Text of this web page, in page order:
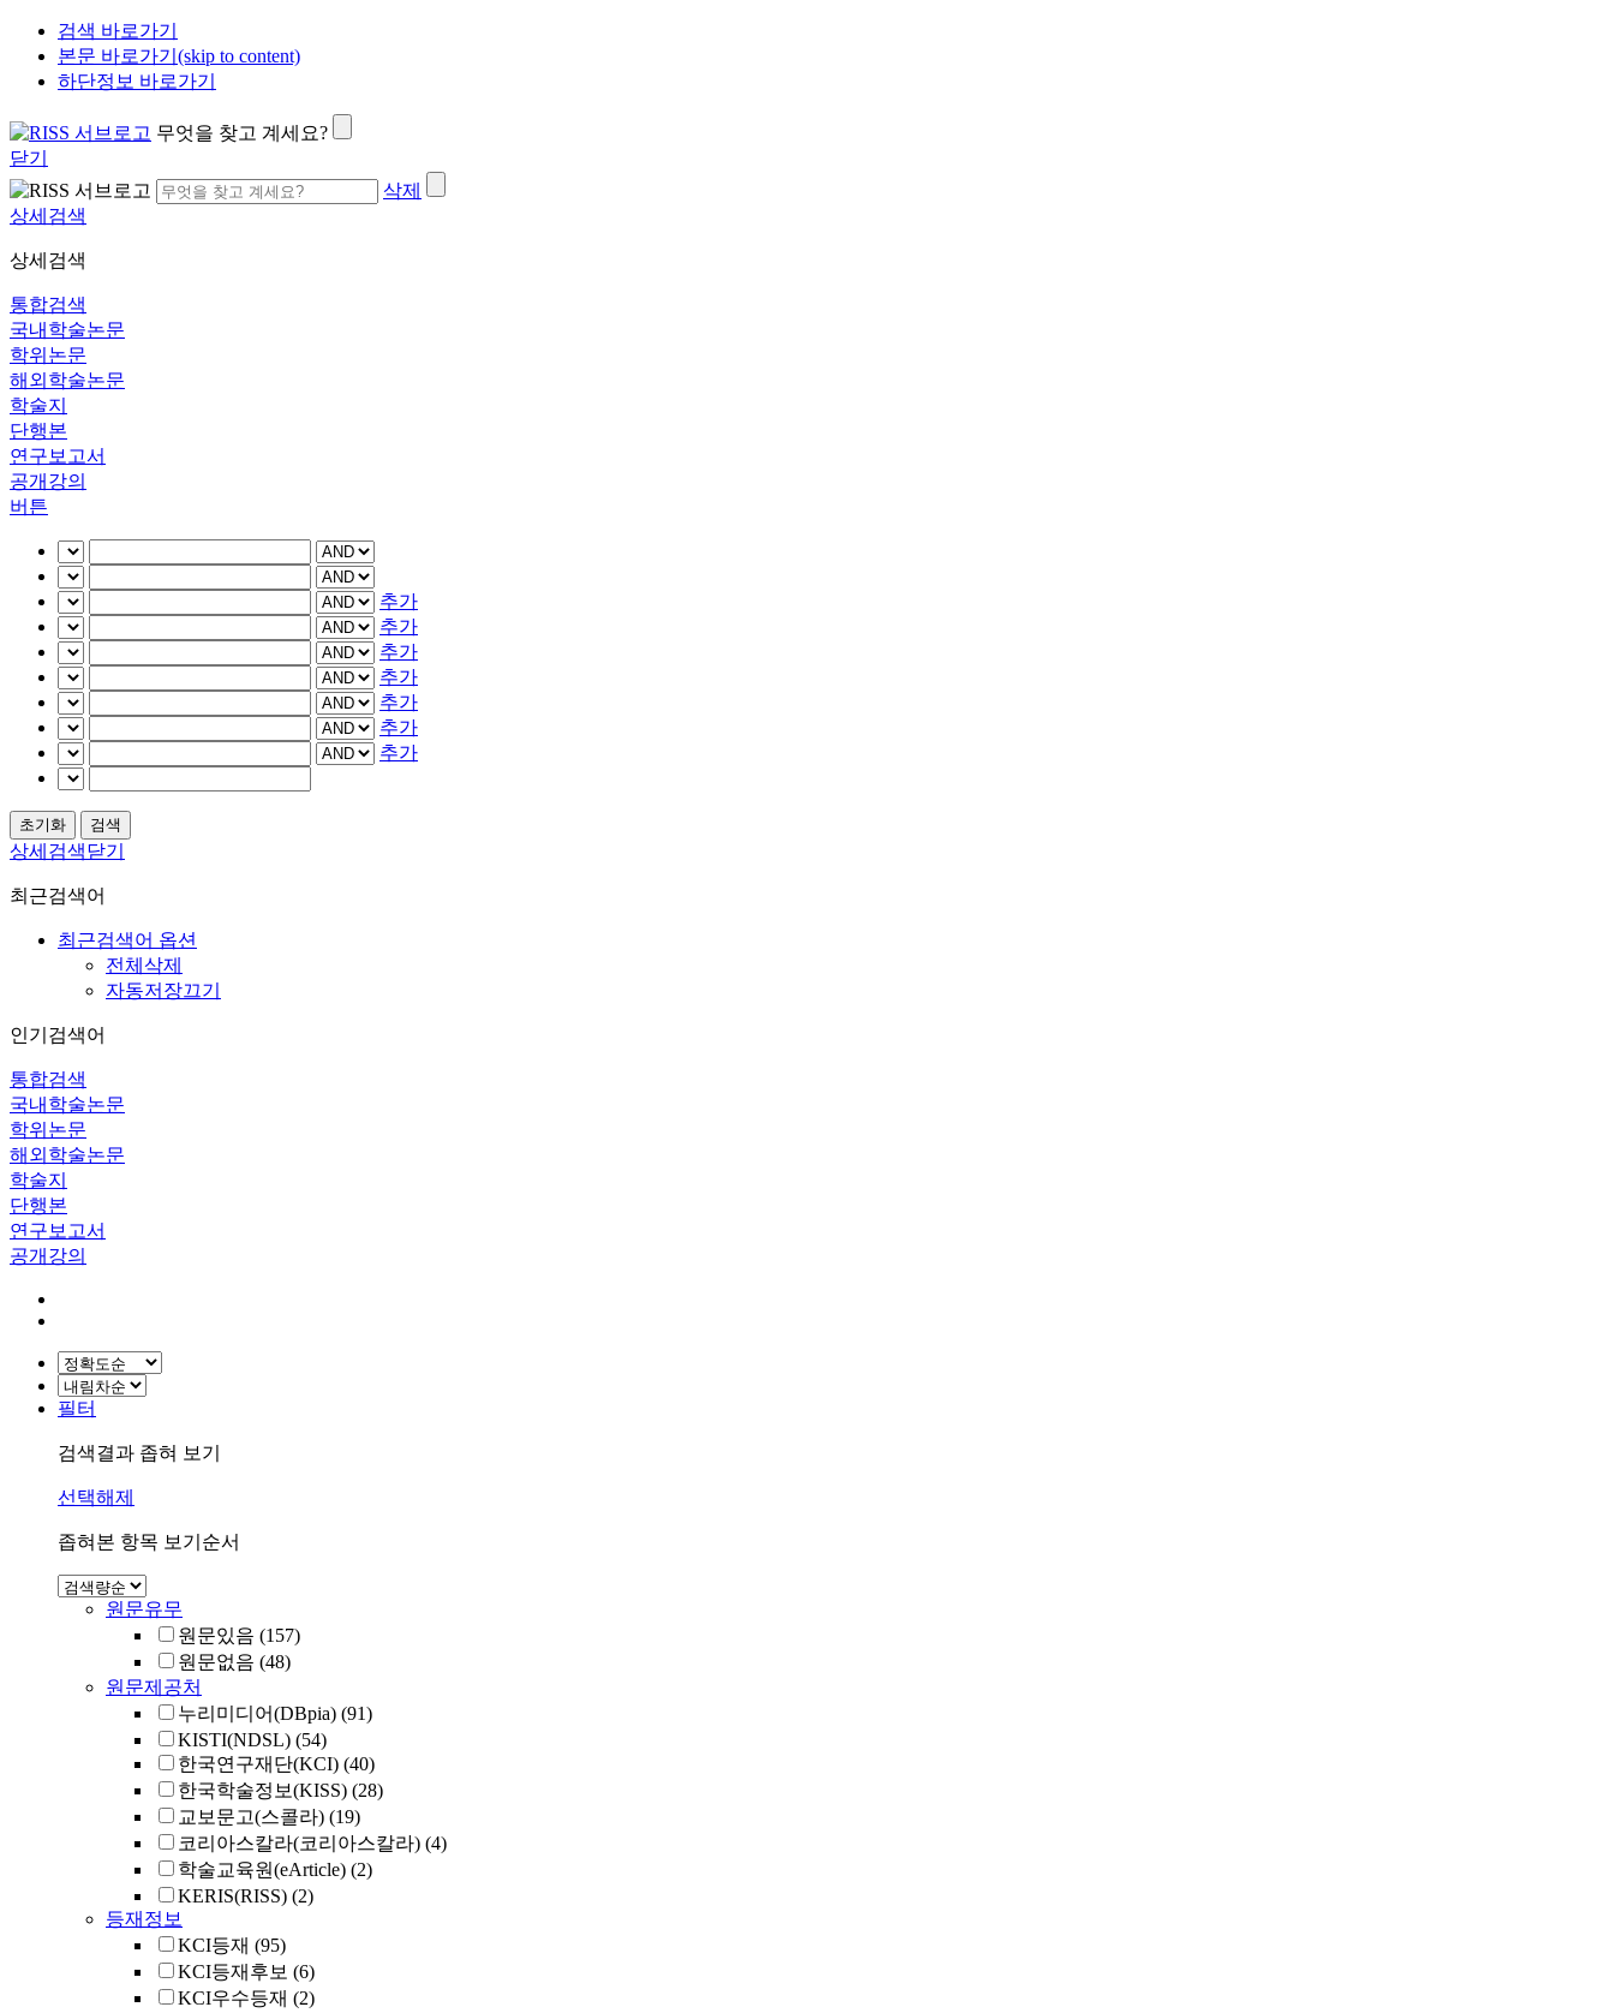
검색 바로가기
본문 바로가기(skip to content)
하단정보 바로가기
무엇을 찾고 계세요?
닫기
삭제
상세검색
상세검색
통합검색
국내학술논문
학위논문
해외학술논문
학술지
단행본
연구보고서
공개강의
버튼
추가
추가
추가
추가
추가
추가
추가
상세검색닫기
최근검색어
최근검색어 옵션
전체삭제
자동저장끄기
인기검색어
통합검색
국내학술논문
학위논문
해외학술논문
학술지
단행본
연구보고서
공개강의
필터
검색결과 좁혀 보기
선택해제
좁혀본 항목 보기순서
원문유무
원문있음 (157)
원문없음 (48)
원문제공처
누리미디어(DBpia) (91)
KISTI(NDSL) (54)
한국연구재단(KCI) (40)
한국학술정보(KISS) (28)
교보문고(스콜라) (19)
코리아스칼라(코리아스칼라) (4)
학술교육원(eArticle) (2)
KERIS(RISS) (2)
등재정보
KCI등재 (95)
KCI등재후보 (6)
KCI우수등재 (2)